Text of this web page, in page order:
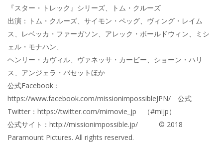
『スター・トレック』シリーズ、トム・クルーズ
出演：トム・クルーズ、サイモン・ペッグ、ヴィング・レイム
ス、レベッカ・ファーガソン、アレック・ボールドウィン、ミシ
ェル・モナハン、
ヘンリー・カヴィル、ヴァネッサ・カービー、ショーン・ハリ
ス、アンジェラ・バセットほか
公式Facebook：
https://www.facebook.com/missionimpossibleJPN/ 公式
Twitter：https://twitter.com/mimovie_jp （#mijp）
公式サイト：http://missionimpossible.jp/ © 2018
Paramount Pictures. All rights reserved.